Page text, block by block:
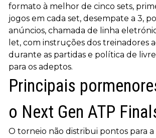
formato à melhor de cinco sets,
jogos em cada set, desempate a 3,
anúncios, chamada de linha
let, com instruções dos treinadores
durante as partidas e política de
para os adeptos.
Principais
o Next Gen ATP
O torneio não distribui pontos para a